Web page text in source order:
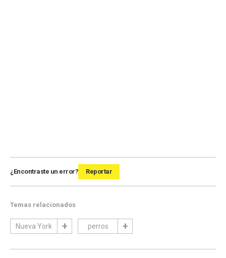
¿Encontraste un error? Reportar
Temas relacionados
Nueva York perros